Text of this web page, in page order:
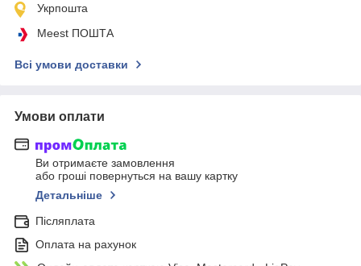
Укрпошта
Meest ПОШТА
Всі умови доставки
Умови оплати
Ви отримаєте замовлення
або гроші повернуться на вашу картку
Детальніше
Післяплата
Оплата на рахунок